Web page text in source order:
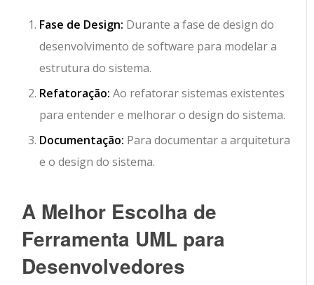
Fase de Design: Durante a fase de design do
desenvolvimento de software para modelar a
estrutura do sistema.
Refatoração: Ao refatorar sistemas existentes
para entender e melhorar o design do sistema.
Documentação: Para documentar a arquitetura
e o design do sistema.
A Melhor Escolha de
Ferramenta UML para
Desenvolvedores